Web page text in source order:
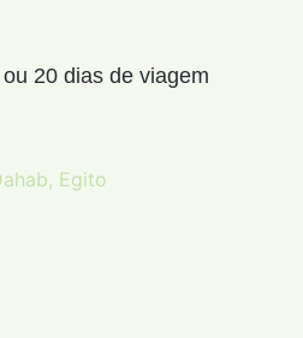
20 dias de viagem